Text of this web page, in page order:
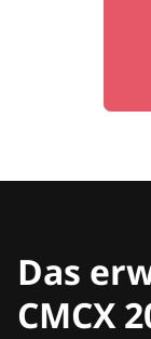
Das
CMCX